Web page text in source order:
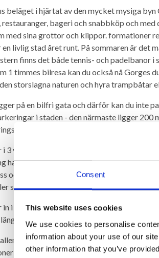
Consent
This website uses cookies
We use cookies to personalise
information about your use of our
other information that you’ve
beläget i hjärtat av den mycket mysiga
restauranger, bageri och snabbköp och
med sina grottor och klippor. formationer
livlig stad året runt. På sommaren är det
finns det både tennis- och padelbanor
1 timmes bilresa kan du också nå Gorges
storslagna naturen och hyra trampbåtar
på en bilfri gata och därför kan du inte
i staden - den närmaste ligger 200
så du kan inte vara säker på att
i 3 våningar och har en mycket speciell tomt
har du tillgång till en terrass med matplats
och högst upp en enorm terrass med en
stadens ljus på kvällen. Trots ditt läge i
in i fastigheten via en trappa från gatuplan.
ner ett sovrum med dubbelsäng och
går du uppför en trappa till första
och tillgång till en terrass med